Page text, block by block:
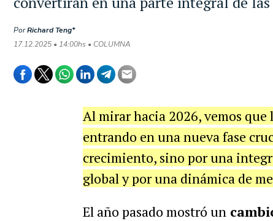
PorRichard Teng*
17.12.2025 • 14:00hs • COLUMNA
Al mirar hacia 2026, vemos
entrando en una nueva fase
crecimiento, sino por una
global y por una dinámica de
El año pasado mostró un